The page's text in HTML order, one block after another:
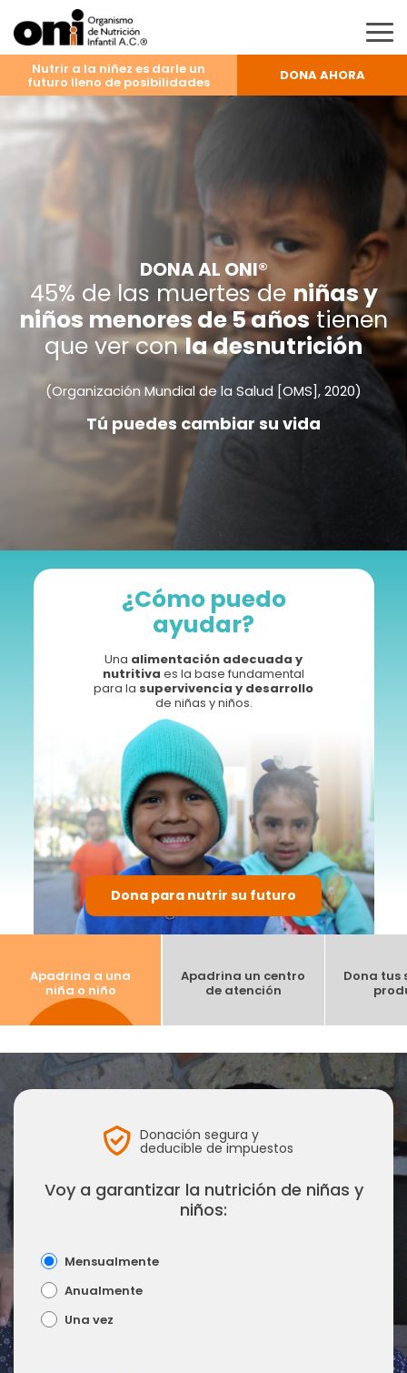
Nosotros
Apoya
Centros ONI
Contacto
Nutrir a la niñez es darle un
futuro lleno de posibilidades DONA AHORA
Donación segura y
deducible de impuestos
Voy a garantizar la nutrición de niñas y niños:
Una vez
$300 MXN Para asegurar durante15 DÍASalimentación
nutritiva y educación nutricional de un infante.
$600 MXN Para asegurar durante
alimentación
nutritiva y educación nutricional de un infante.
salvarlos de la desnutrición.
Tu donación salva de la desnutrición a las
niñas y niños de México.
Pago con tarjeta crédito/débito:
Formas de pago:
Transferencia o depósito bancario
Organismo de Nutrición Infantil, A.C.
CLABE:012320001711975094
DONA AL ONI®
45% de las muertes deniñas y
niños menores de 5 añostienen
que ver conla desnutrición
(Organización Mundial de la Salud [OMS], 2020)
Tú puedes cambiar su vida
¿Cómo puedo
ayudar?
Una alimentación adecuada y
nutritiva es la base fundamental
para la supervivencia y desarrollo
de niñas y niños.
Dona para nutrir su futuro
Apadrina a una
niña o niño
Apadrina un centro
de atención
Dona tus
Donación segura y
deducible de impuestos
Voy a garantizar la nutrición de niñas y
niños:
Mensualmente
Anualmente
Una vez